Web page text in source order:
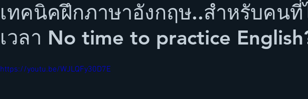
เทคนิคฝึกภาษาอังกฤษ..สำหรับคนที่
เวลา No time to practice
https://youtu.be/WJLQFy30D7E